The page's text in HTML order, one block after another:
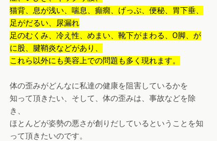
猫背、息が浅い、喘息、癲癇、げっぷ、便秘、胃下垂、
足がだるい、尿漏れ
足のむくみ、冷え性、めまい、靴下がまわる、O脚、が
に股、腱鞘炎などがあり、
これら以外にも美容上での問題も多く現れます。
体の歪みがどんなに私達の健康を阻害しているかを
知って頂きたい、そして、体の歪みは、事故などを除
き、
ほとんどが姿勢の悪さが創りだしているということを知
って頂きたいのです。